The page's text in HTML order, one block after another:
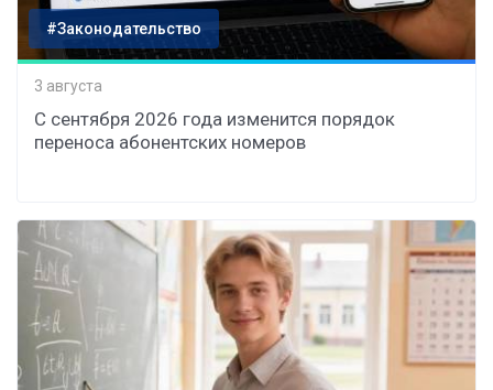
#Законодательство
3 августа
С сентября 2026 года изменится порядок
переноса абонентских номеров